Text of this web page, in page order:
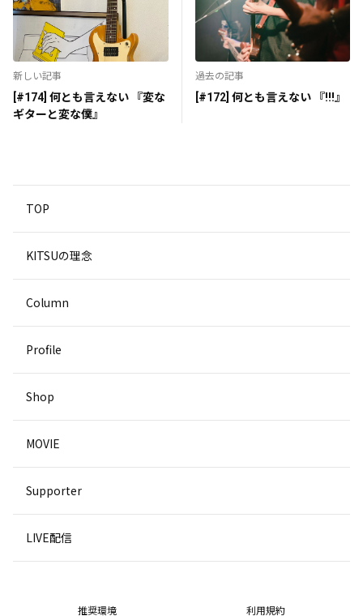
新しい記事
[#174] 何とも言えない 『変な
ギターと変な僕』
過去の記事
[#172] 何とも言えない 『!!!』
TOP
KITSUの理念
Column
Profile
Shop
MOVIE
Supporter
LIVE配信
推奨環境 利用規約